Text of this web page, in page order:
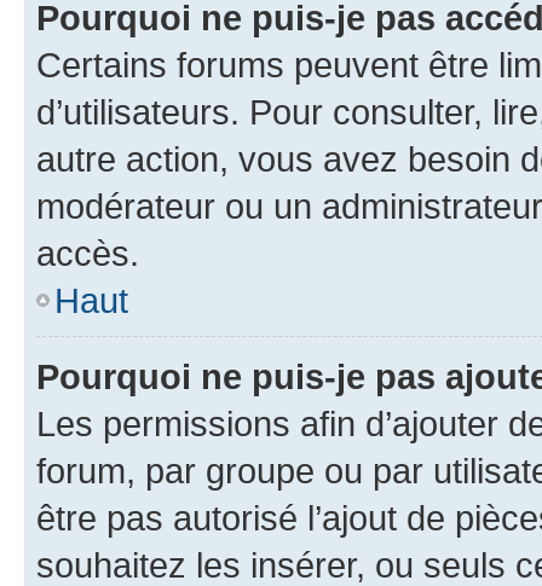
Pourquoi ne puis-je pas
Certains forums peuvent être
d’utilisateurs. Pour consulter,
autre action, vous avez besoin
modérateur ou un
accès.
Haut
Pourquoi ne puis-je pas
Les permissions afin d’ajouter
forum, par groupe ou par
être pas autorisé l’ajout de
souhaitez les insérer, ou seuls